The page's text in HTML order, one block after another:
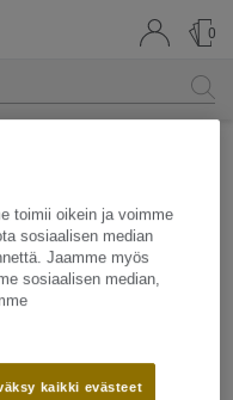
0
toimii oikein ja voimme
sosiaalisen median
Jaamme myös
sosiaalisen median,
kaikki evästeet